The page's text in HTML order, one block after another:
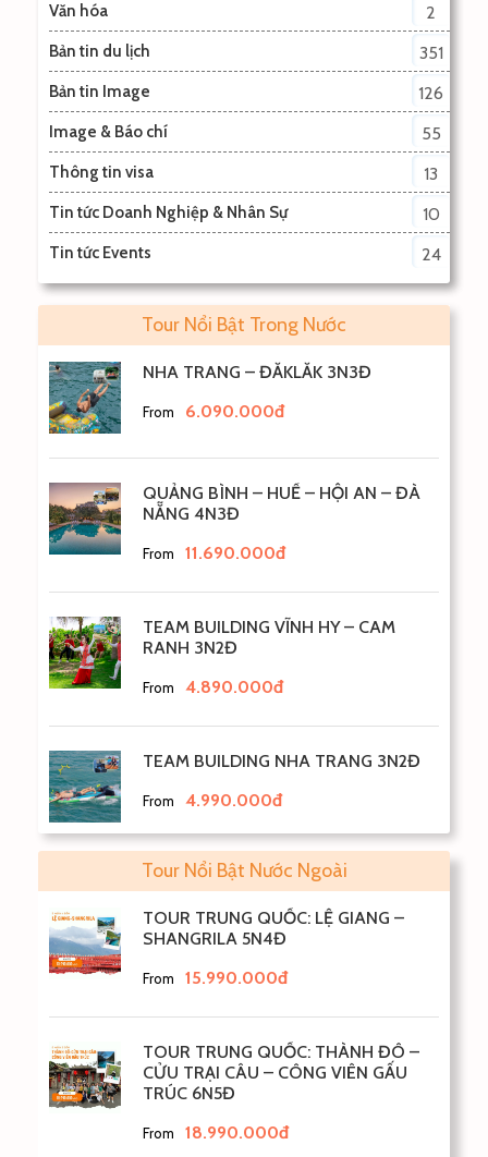
Văn hóa 2
Bản tin du lịch 351
Bản tin Image 126
Image & Báo chí 55
Thông tin visa 13
Tin tức Doanh Nghiệp & Nhân Sự 10
Tin tức Events 24
Tour Nổi Bật Trong Nước
NHA TRANG – ĐẮKLẮK 3N3Đ
From 6.090.000đ
QUẢNG BÌNH – HUẾ – HỘI AN – ĐÀ
NẴNG 4N3Đ
From 11.690.000đ
TEAM BUILDING VĨNH HY – CAM
RANH 3N2Đ
From 4.890.000đ
TEAM BUILDING NHA TRANG 3N2Đ
From 4.990.000đ
Tour Nổi Bật Nước Ngoài
TOUR TRUNG QUỐC: LỆ GIANG –
SHANGRILA 5N4Đ
From 15.990.000đ
TOUR TRUNG QUỐC: THÀNH ĐÔ –
CỬU TRẠI CÂU – CÔNG VIÊN GẤU
TRÚC 6N5Đ
From 18.990.000đ